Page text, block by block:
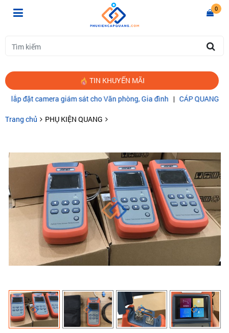
0
TIN KHUYẾN MÃI
camera giám sát cho Văn phòng, Gia đình|CÁP QUANG
Trang chủ PHỤ KIỆN QUANG